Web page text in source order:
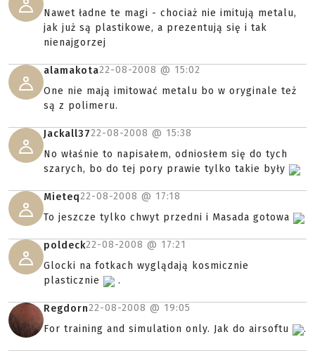
Nawet ładne te magi - chociaż nie imitują metalu,
jak już są plastikowe, a prezentują się i tak
nienajgorzej
alamakota22-08-2008 @ 15:02
One nie mają imitować metalu bo w oryginale też
są z polimeru.
Jackall3722-08-2008 @ 15:38
No właśnie to napisałem, odniosłem się do tych
szarych, bo do tej pory prawie tylko takie były
Mieteq22-08-2008 @ 17:18
To jeszcze tylko chwyt przedni i Masada gotowa
poldeck22-08-2008 @ 17:21
Glocki na fotkach wyglądają kosmicznie
plasticznie
.
Regdorn22-08-2008 @ 19:05
For training and simulation only. Jak do airsoftu
.